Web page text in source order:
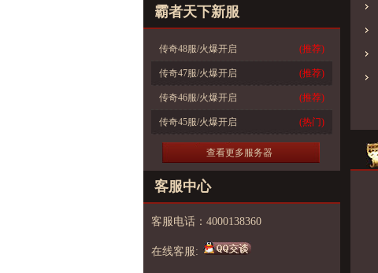
霸者天下新服
传奇48服/火爆开启 (推荐)
传奇47服/火爆开启 (推荐)
传奇46服/火爆开启 (推荐)
传奇45服/火爆开启 (热门)
查看更多服务器
客服中心
客服电话：4000138360
在线客服: